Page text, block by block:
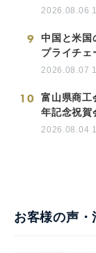
2026.08.06
9
中国と米国
プライチェ
2026.08.07
10
富山県商工
年記念祝賀
2026.08.04
お客様の声・